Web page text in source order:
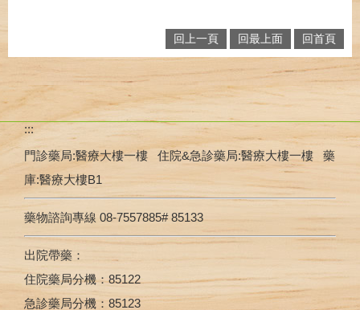
回上一頁 回最上面 回首頁
:::
門診藥局:醫療大樓一樓 住院&急診藥局:醫療大樓一樓 藥
庫:醫療大樓B1
藥物諮詢專線 08-7557885# 85133
出院帶藥：
住院藥局分機：85122
急診藥局分機：85123